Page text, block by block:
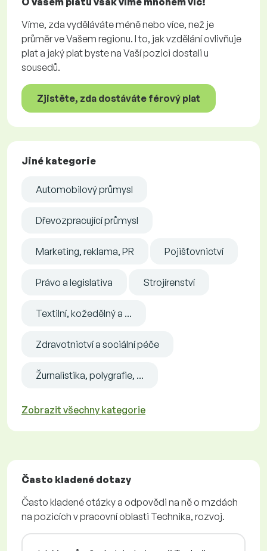
Víme, zda vyděláváte méně nebo více, než je
průměr ve Vašem regionu. I to, jak vzdělání ovlivňuje
plat a jaký plat byste na Vaší pozici dostali u
sousedů.
Zjistěte, zda dostáváte férový plat
Jiné kategorie
Automobilový průmysl
Dřevozpracující průmysl
Marketing, reklama, PR Pojišťovnictví
Právo a legislativa Strojírenství
Textilní, kožedělný a ...
Zdravotnictví a sociální péče
Žurnalistika, polygrafie, ...
Zobrazit všechny kategorie
Často kladené dotazy
Často kladené otázky a odpovědi na ně o mzdách
na pozicích v pracovní oblasti Technika, rozvoj.